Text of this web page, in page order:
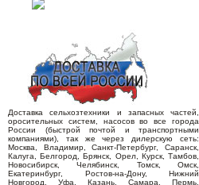
Доставка сельхозтехники и запасных частей,
оросительных систем, насосов во все города
России (быстрой почтой и транспортными
компаниями), так же через дилерскую сеть:
Москва, Владимир, Санкт-Петербург, Саранск,
Калуга, Белгород, Брянск, Орел, Курск, Тамбов,
Новосибирск, Челябинск, Томск, Омск,
Екатеринбург, Ростов-на-Дону, Нижний
Новгород, Уфа, Казань, Самара, Пермь,